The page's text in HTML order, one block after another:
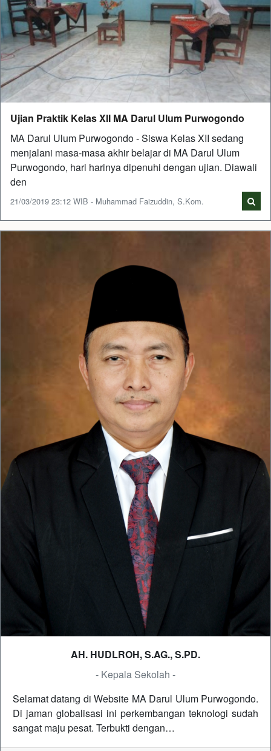
Ujian Praktik Kelas XII MA Darul Ulum Purwogondo
MA Darul Ulum Purwogondo - Siswa Kelas XII sedang
menjalani masa-masa akhir belajar di MA Darul Ulum
Purwogondo, hari harinya dipenuhi dengan ujian. Diawali
den
21/03/2019 23:12 WIB - Muhammad Faizuddin, S.Kom.
AH. HUDLROH, S.AG., S.PD.
- Kepala Sekolah -
Selamat datang di Website MA Darul Ulum Purwogondo.
Di jaman globalisasi ini perkembangan teknologi sudah
sangat maju pesat. Terbukti dengan…